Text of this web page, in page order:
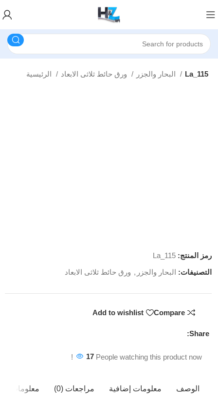
La_115
رمز المنتج:La_115
التصنيفات: البحار والجزر , ورق حائط ثلاثى الابعاد
Compare
Add to wishlist
Share:
17 People watching this product now!
الوصف معلومات إضافية مراجعات (0) معلومات